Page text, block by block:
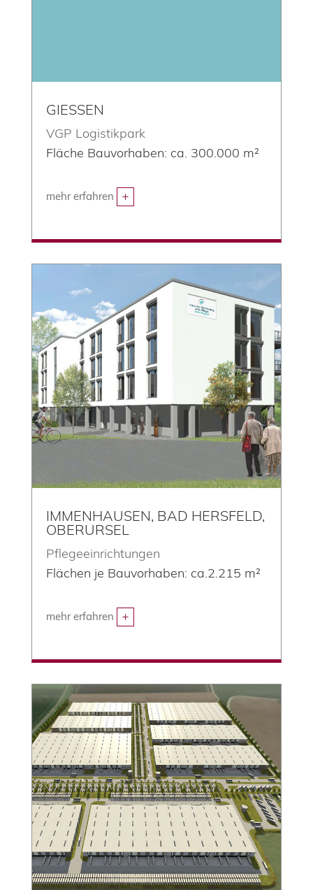
GIESSEN
VGP Logistikpark
Fläche Bauvorhaben: ca. 300.000 m²
mehr erfahren
IMMENHAUSEN, BAD HERSFELD,
OBERURSEL
Pflegeeinrichtungen
Flächen je Bauvorhaben: ca.2.215 m²
mehr erfahren